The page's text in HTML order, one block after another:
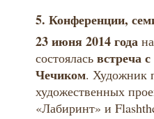
5. Конференции,
23 июня 2014 года
состоялась встреча
Чечиком. Художник
художественных
«Лабиринт» и